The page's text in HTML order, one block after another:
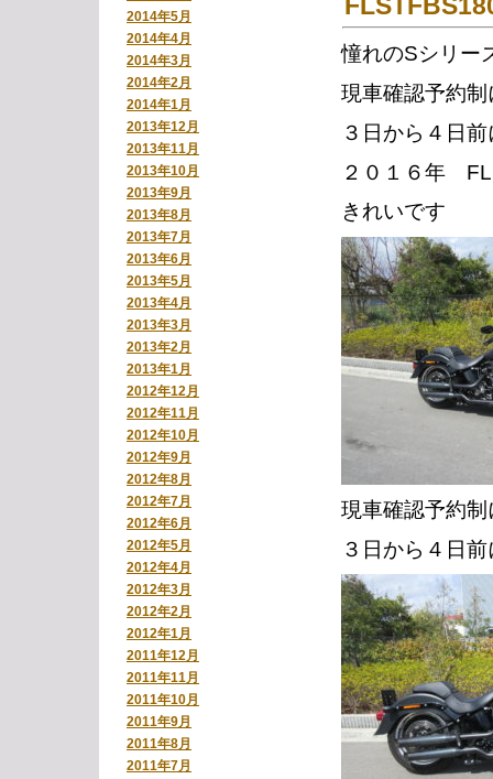
2014年5月
2014年4月
2014年3月
2014年2月
2014年1月
2013年12月
2013年11月
2013年10月
2013年9月
2013年8月
2013年7月
2013年6月
2013年5月
2013年4月
2013年3月
2013年2月
2013年1月
2012年12月
2012年11月
2012年10月
2012年9月
2012年8月
2012年7月
2012年6月
2012年5月
2012年4月
2012年3月
2012年2月
2012年1月
2011年12月
2011年11月
2011年10月
2011年9月
2011年8月
2011年7月
憧れのSシリー
現車確認予約
３日から４日
２０１６年
きれいです
現車確認予約
３日から４日